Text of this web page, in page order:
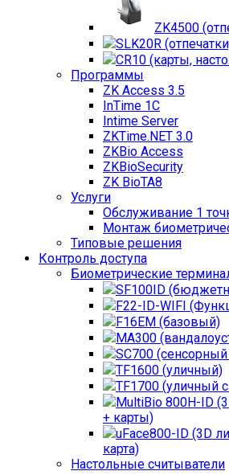
ZK4500
SLK20R
CR10 (карты,
Программы
ZK Access 3.5
InTime 1С
Intime Server
ZKTime.NET 3.0
ZKBio Access
ZKBioSecurity
ZK BioTA8
Услуги
Обслуживание 1
Монтаж
Типовые решения
Контроль доступа
Биометрические
SF100ID
F22-ID-WIFI
F16EM (базовый)
MA300
SC700
TF1600 (уличный)
TF1700 (уличный
MultiBio 800H-ID
+ карты)
uFace800-ID (3D
карта)
Настольные считыватели